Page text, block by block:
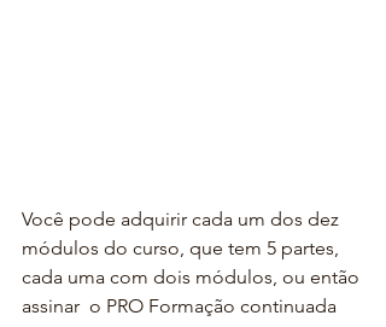
Você pode adquirir cada um dos dez
módulos do curso, que tem 5 partes,
cada uma com dois módulos, ou então
assinar  o PRO Formação continuada